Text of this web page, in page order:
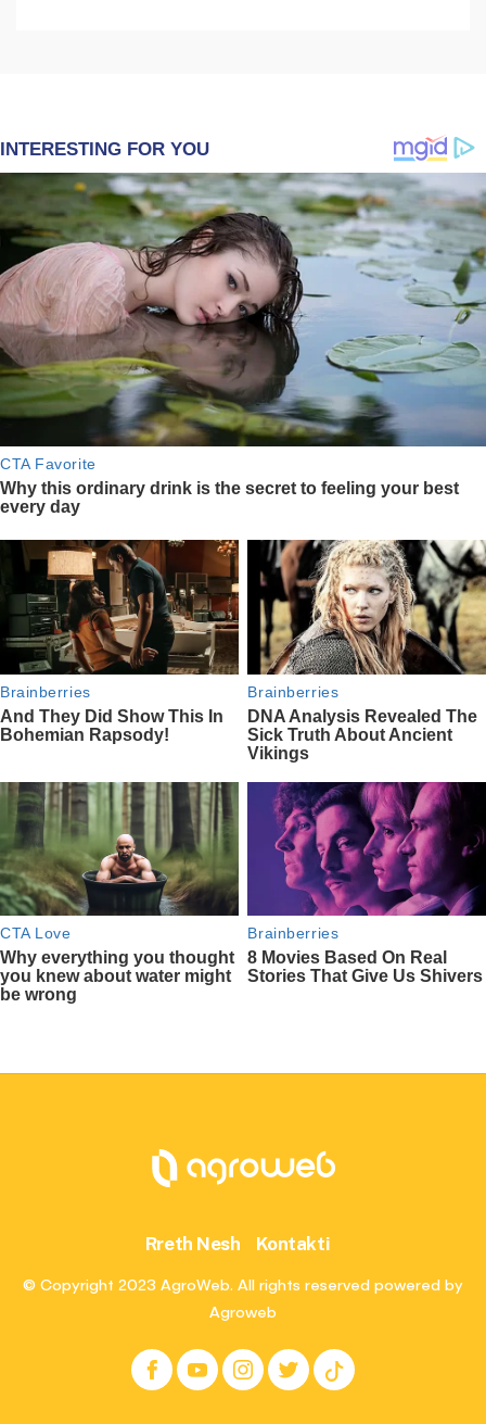
Rreth Nesh Kontakti
© Copyright 2023 AgroWeb. All rights reserved powered by
Agroweb